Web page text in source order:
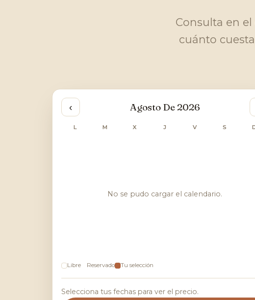
Consulta en
cuánto
‹ Agosto De 2026
L M X J V S
No se pudo cargar el calendario.
Libre Reservado Tu selección
Selecciona tus fechas para ver el precio.